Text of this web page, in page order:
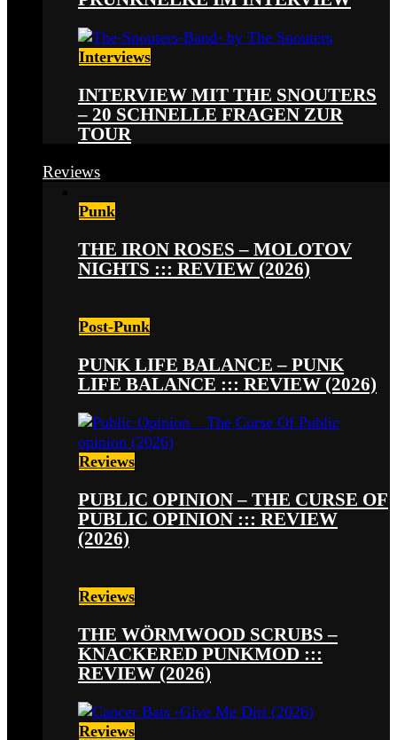
Interviews
INTERVIEW MIT THE SNOUTERS
– 20 SCHNELLE FRAGEN ZUR
TOUR
Reviews
Punk
THE IRON ROSES – MOLOTOV
NIGHTS ::: REVIEW (2026)
Post-Punk
PUNK LIFE BALANCE – PUNK
LIFE BALANCE ::: REVIEW (2026)
Reviews
PUBLIC OPINION – THE CURSE OF
PUBLIC OPINION ::: REVIEW
(2026)
Reviews
THE WÖRMWOOD SCRUBS –
KNACKERED PUNKMOD :::
REVIEW (2026)
Reviews